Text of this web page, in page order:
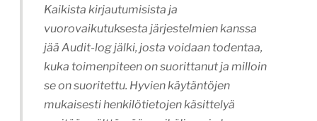
Kaikista kirjautumisista ja
vuorovaikutuksesta järjestelmien kanssa
jää Audit-log jälki, josta voidaan todentaa,
kuka toimenpiteen on suorittanut ja milloin
se on suoritettu. Hyvien käytäntöjen
mukaisesti henkilötietojen käsittelyä